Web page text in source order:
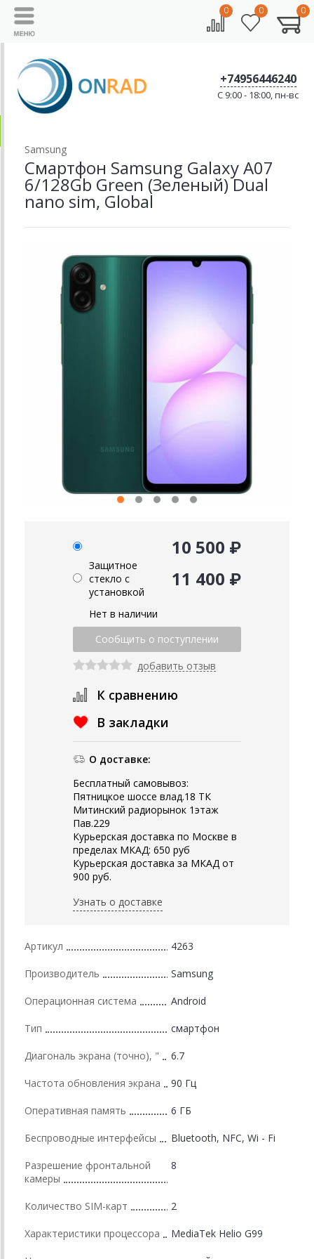
0 0 0
+74956446240
C 9:00 - 18:00, пн-вс
Samsung
Смартфон Samsung Galaxy A07
6/128Gb Green (Зеленый) Dual
nano sim, Global
10 500 ₽
Защитное
стекло с
установкой
11 400 ₽
Нет в наличии
добавить отзыв
К сравнению
В закладки
О доставке:
Бесплатный самовывоз:
Пятницкое шоссе влад.18 ТК
Митинский радиорынок 1этаж
Пав.229
Курьерская доставка по Москве в
пределах МКАД: 650 руб
Курьерская доставка за МКАД от
900 руб.
Узнать о доставке
Артикул 4263
Производитель Samsung
Операционная система Android
Тип смартфон
Диагональ экрана (точно), " 6.7
Частота обновления экрана 90 Гц
Оперативная память 6 ГБ
Беспроводные интерфейсы Bluetooth, NFC, Wi - Fi
Разрешение фронтальной
камеры
8
Количество SIM-карт 2
Характеристики процессора MediaTek Helio G99